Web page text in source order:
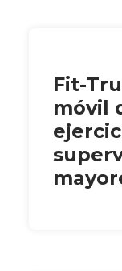
Fit-
móvil